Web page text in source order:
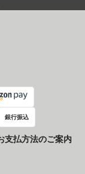
銀行振込
支払方法のご案内